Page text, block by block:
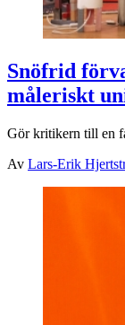
Snöfrid
måleriskt
Gör kritikern till en
Av Lars-Erik